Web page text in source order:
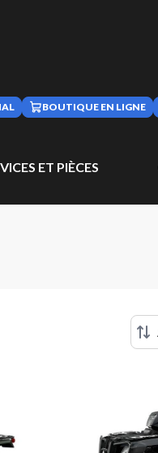
BOUTIQUE EN LIGNE
ET PIÈCES